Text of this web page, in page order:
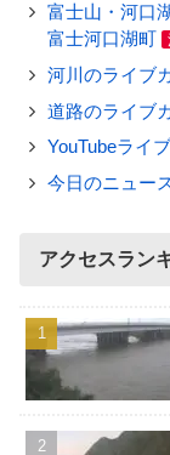
富士山・河口
富士河口湖町
河川のライブ
道路のライブ
YouTubeライ
今日のニュー
アクセスラン